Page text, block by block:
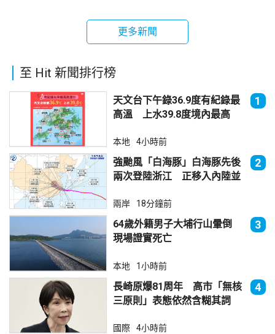
更多新聞
至 Hit 新聞排行榜
天文台下午錄36.9度有紀錄最
高溫 上水39.8度境內最高
1
本地 4小時前
強颱風「白海豚」白海豚先後
兩次登陸浙江 正移入內陸並
2
兩岸 18分鐘前
64歲外籍男子大埔行山暈倒
現場證實死亡
3
本地 1小時前
長崎原爆81周年 高市「無核
三原則」表態依然含糊其詞
4
國際 4小時前